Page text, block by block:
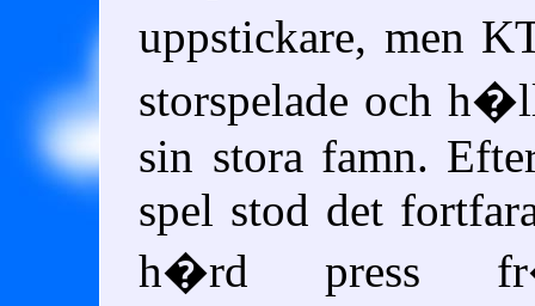
uppstickare, men
storspelade och
sin stora famn.
spel stod det
h�rd press